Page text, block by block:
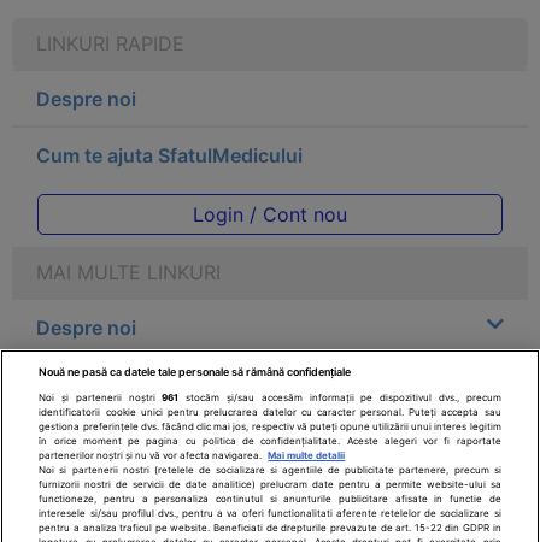
LINKURI RAPIDE
Despre noi
Cum te ajuta SfatulMedicului
Login / Cont nou
MAI MULTE LINKURI
Despre noi
Legal
Drepturile consumatorului
Parteneri
Nouă ne pasă ca datele tale personale să rămână confidențiale
Noi și partenerii noștri961
stocăm și/sau accesăm informații pe dispozitivul dvs., precum
identificatorii cookie unici pentru prelucrarea datelor cu caracter personal. Puteți accepta sau
gestiona preferințele dvs. făcând clic mai jos, respectiv vă puteți opune utilizării unui interes legitim
în orice moment pe pagina cu politica de confidențialitate. Aceste alegeri vor fi raportate
partenerilor noștri și nu vă vor afecta navigarea.
Mai multe detalii
Noi si partenerii nostri (retelele de socializare si agentiile de publicitate partenere, precum si
furnizorii nostri de servicii de date analitice) prelucram date pentru a permite website-ului sa
functioneze, pentru a personaliza continutul si anunturile publicitare afisate in functie de
interesele si/sau profilul dvs., pentru a va oferi functionalitati aferente retelelor de socializare si
pentru a analiza traficul pe website. Beneficiati de drepturile prevazute de art. 15-22 din GDPR in